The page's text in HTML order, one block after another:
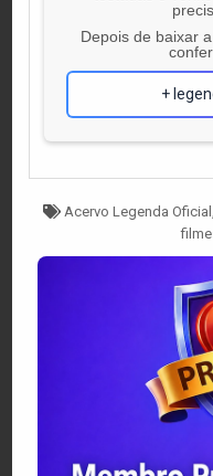
Depois de baixar
+
Tagged
Acervo Legenda Oficial